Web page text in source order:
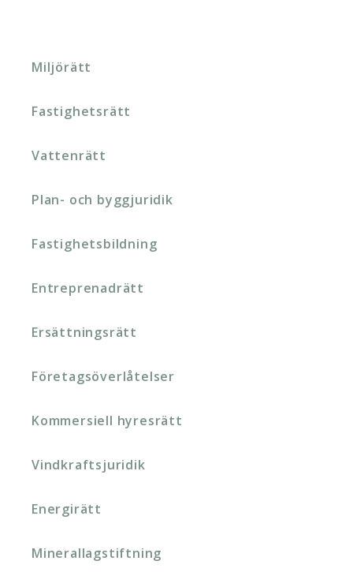
Miljörätt
Fastighetsrätt
Vattenrätt
Plan- och byggjuridik
Fastighetsbildning
Entreprenadrätt
Ersättningsrätt
Företagsöverlåtelser
Kommersiell hyresrätt
Vindkraftsjuridik
Energirätt
Minerallagstiftning